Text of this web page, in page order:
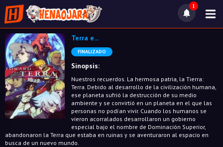
1
Terra e...
FINALIZADO
Sinopsis:
Nuestros recuerdos. La hermosa patria, la Tierra:
Terra. Debido al desarrollo de la civilización humana,
ese planeta sufrió la destrucción de su medio
ambiente y se convirtió en un planeta en el que las
personas no podían vivir. Cuando los humanos se
vieron acorralados desarrollaron un gobierno
especial bajo el nombre de Dominación Superior,
abandonaron la Terra que estaba en ruinas y se aventuraron al espacio en
busca de un nuevo mundo.